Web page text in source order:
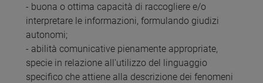
- buona o ottima capacità di raccogliere e/o
interpretare le informazioni, formulando giudizi
autonomi;
- abilità comunicative pienamente appropriate,
specie in relazione all'utilizzo del linguaggio
specifico che attiene alla descrizione dei fenomeni